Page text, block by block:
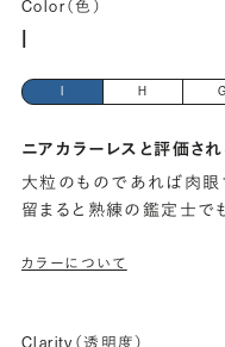
Color（色）
I
H G
ニアカラーレスと評価さ
大粒のものであれば肉眼
留まると熟練の鑑定士で
カラーについて
Clarity（透明度）